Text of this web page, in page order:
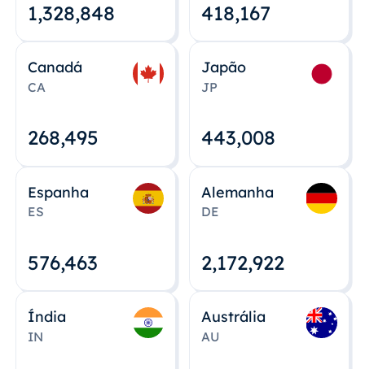
1,328,848 418,167
Canadá
CA
268,495
Japão
JP
443,008
Espanha
ES
576,463
Alemanha
DE
2,172,922
Índia
IN
Austrália
AU